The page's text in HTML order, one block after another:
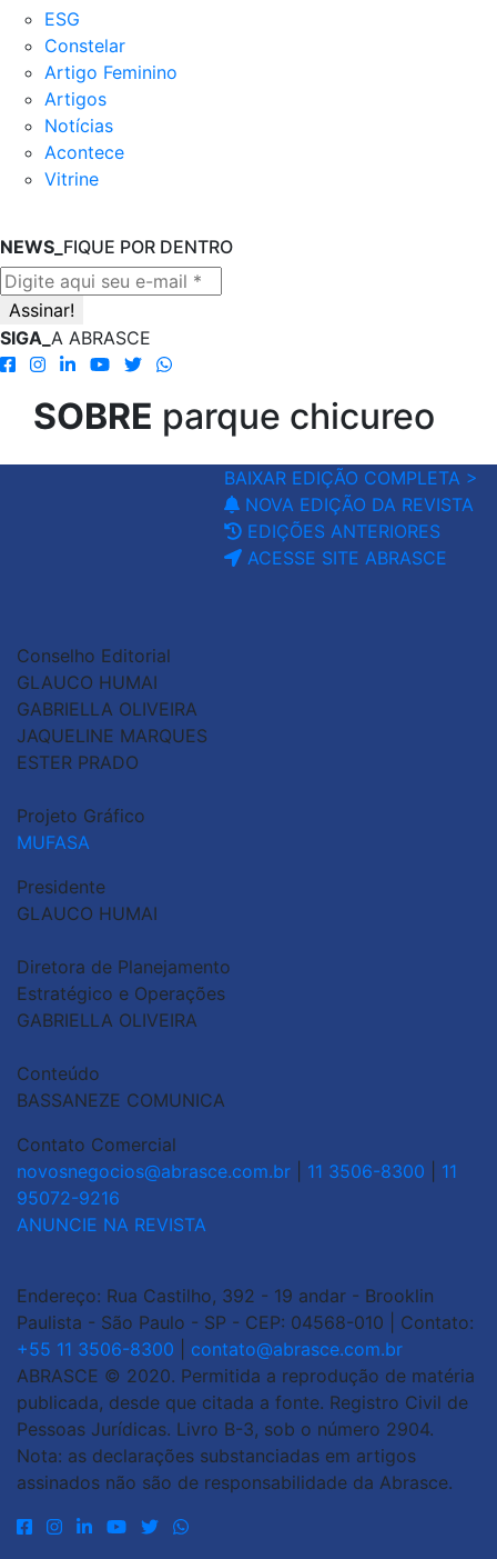
ESG
Constelar
Artigo Feminino
Artigos
Notícias
Acontece
Vitrine
NEWS_ FIQUE POR DENTRO
SIGA_ A ABRASCE
SOBRE parque chicureo
BAIXAR EDIÇÃO COMPLETA >
NOVA EDIÇÃO DA REVISTA
EDIÇÕES ANTERIORES
ACESSE SITE ABRASCE
Conselho Editorial
GLAUCO HUMAI
GABRIELLA OLIVEIRA
JAQUELINE MARQUES
ESTER PRADO
Projeto Gráfico
MUFASA
Presidente
GLAUCO HUMAI
Diretora de Planejamento
Estratégico e Operações
GABRIELLA OLIVEIRA
Conteúdo
BASSANEZE COMUNICA
Contato Comercial
novosnegocios@abrasce.com.br
11 3506-8300
11
95072-9216
ANUNCIE NA REVISTA
Endereço: Rua Castilho, 392 - 19 andar - Brooklin
Paulista - São Paulo - SP - CEP: 04568-010 | Contato:
+55 11 3506-8300
contato@abrasce.com.br
ABRASCE © 2020. Permitida a reprodução de matéria
publicada, desde que citada a fonte. Registro Civil de
Pessoas Jurídicas. Livro B-3, sob o número 2904.
Nota: as declarações substanciadas em artigos
assinados não são de responsabilidade da Abrasce.